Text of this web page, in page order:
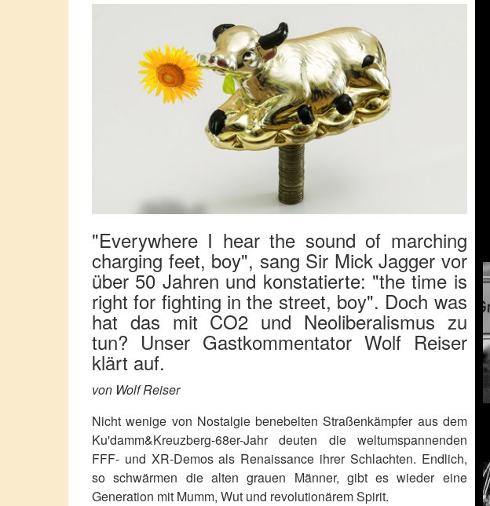
"Everywhere I hear the sound of marching
charging feet, boy", sang Sir Mick Jagger vor
über 50 Jahren und konstatierte: "the time is
right for fighting in the street, boy". Doch was
hat das mit CO2 und Neoliberalismus zu
tun? Unser Gastkommentator Wolf Reiser
klärt auf.
von Wolf Reiser
Nicht wenige von Nostalgie benebelten Straßenkämpfer aus dem
Ku'damm&Kreuzberg-68er-Jahr deuten die weltumspannenden
FFF- und XR-Demos als Renaissance ihrer Schlachten. Endlich,
so schwärmen die alten grauen Männer, gibt es wieder eine
Generation mit Mumm, Wut und revolutionärem Spirit.